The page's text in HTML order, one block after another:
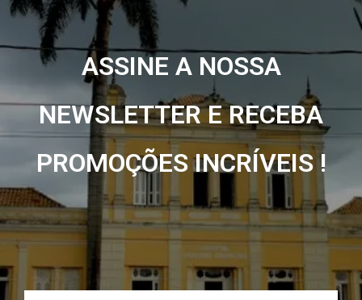
ASSINE A NOSSA
NEWSLETTER E RECEBA
PROMOÇÕES INCRÍVEIS !